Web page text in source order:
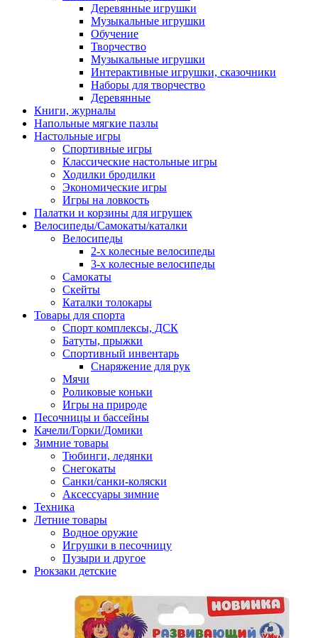
Деревянные игрушки
Музыкальные игрушки
Обучение
Творчество
Музыкальные игрушки
Интерактивные игрушки, сказочники
Наборы для творчество
Деревянные
Книги, журналы
Напольные мягкие пазлы
Настольные игры
Спортивные игры
Классические настольные игры
Ходилки бродилки
Экономические игры
Игры на ловкость
Палатки и корзины для игрушек
Велосипеды/Самокаты/каталки
Велосипеды
2-х колесные велосипеды
3-х колесные велосипеды
Самокаты
Скейты
Каталки толокары
Товары для спорта
Спорт комплексы, ДСК
Батуты, прыжки
Спортивный инвентарь
Снаряжение для рук
Мячи
Роликовые коньки
Игры на природе
Песочницы и бассейны
Качели/Горки/Домики
Зимние товары
Тюбинги, ледянки
Снегокаты
Санки/санки-коляски
Аксессуары зимние
Техника
Летние товары
Водное оружие
Игрушки в песочницу
Пузыри и другое
Рюкзаки детские